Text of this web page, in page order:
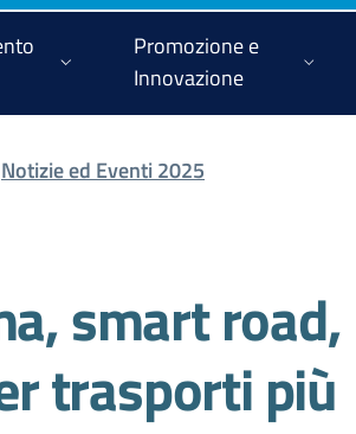
Promozione e
Innovazione
Notizie ed Eventi 2025
smart road,
trasporti più